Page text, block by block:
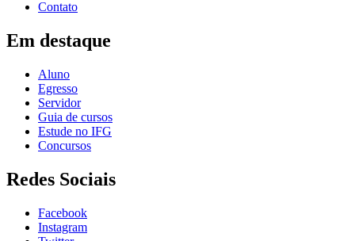
Contato
Em destaque
Aluno
Egresso
Servidor
Guia de cursos
Estude no IFG
Concursos
Redes Sociais
Facebook
Instagram